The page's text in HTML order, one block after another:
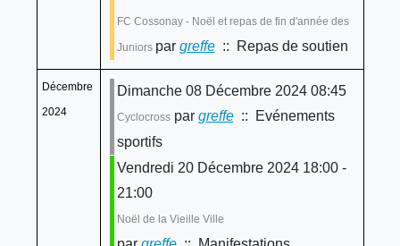
FC Cossonay - Noël et repas de fin d'année des
Juniors par greffe:: Repas de soutien
Décembre
2024
Dimanche 08 Décembre 2024 08:45
Cyclocrosspar greffe:: Evénements
sportifs
Vendredi 20 Décembre 2024 18:00 -
21:00
Noël de la Vieille Ville